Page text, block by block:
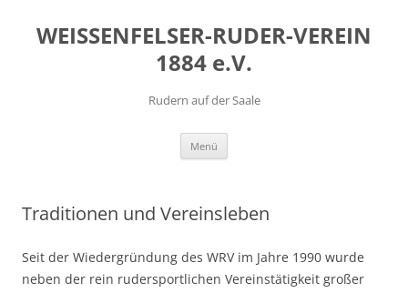
springen
WEISSENFELSER-RUDER-VEREIN
1884 e.V.
Rudern auf der Saale
Menü
Traditionen und Vereinsleben
Seit der Wiedergründung des WRV im Jahre 1990 wurde
neben der rein rudersportlichen Vereinstätigkeit großer